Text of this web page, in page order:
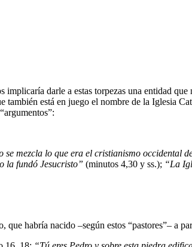
darle a estas torpezas una entidad
está en juego el nombre de la Iglesia
mezcla lo que era el cristianismo occidental
la fundó Jesucristo” (minutos 4,30 y ss.); “La
habría nacido –según estos “pastores”– a